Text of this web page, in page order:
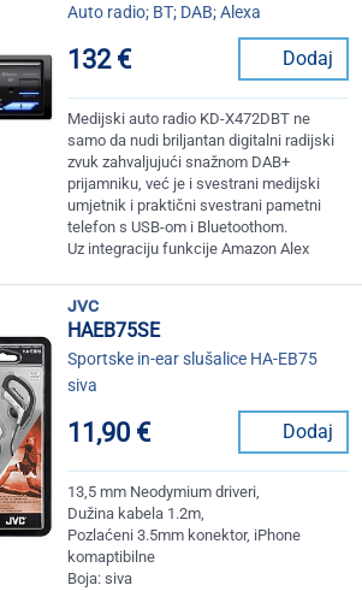
Auto radio; BT; DAB; Alexa
132 € Dodaj
Medijski auto radio KD-X472DBT ne
samo da nudi briljantan digitalni radijski
zvuk zahvaljujući snažnom DAB+
prijamniku, već je i svestrani medijski
umjetnik i praktični svestrani pametni
telefon s USB-om i Bluetoothom.
Uz integraciju funkcije Amazon Alex
jvc
HAEB75SE
Sportske in-ear slušalice HA-EB75
siva
11,90 € Dodaj
13,5 mm Neodymium driveri,
Dužina kabela 1.2m,
Pozlaćeni 3.5mm konektor, iPhone
komaptibilne
Boja: siva